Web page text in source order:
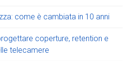
come è cambiata in 10 anni
coperture, retention e
telecamere